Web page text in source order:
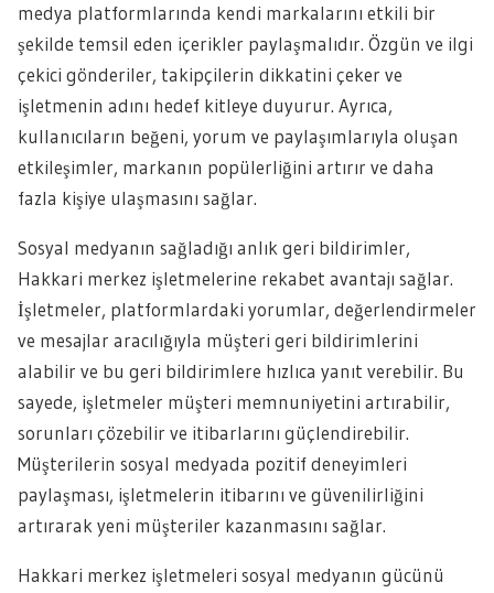
medya platformlarında kendi markalarını etkili bir
şekilde temsil eden içerikler paylaşmalıdır. Özgün ve ilgi
çekici gönderiler, takipçilerin dikkatini çeker ve
işletmenin adını hedef kitleye duyurur. Ayrıca,
kullanıcıların beğeni, yorum ve paylaşımlarıyla oluşan
etkileşimler, markanın popülerliğini artırır ve daha
fazla kişiye ulaşmasını sağlar.
Sosyal medyanın sağladığı anlık geri bildirimler,
Hakkari merkez işletmelerine rekabet avantajı sağlar.
İşletmeler, platformlardaki yorumlar, değerlendirmeler
ve mesajlar aracılığıyla müşteri geri bildirimlerini
alabilir ve bu geri bildirimlere hızlıca yanıt verebilir. Bu
sayede, işletmeler müşteri memnuniyetini artırabilir,
sorunları çözebilir ve itibarlarını güçlendirebilir.
Müşterilerin sosyal medyada pozitif deneyimleri
paylaşması, işletmelerin itibarını ve güvenilirliğini
artırarak yeni müşteriler kazanmasını sağlar.
Hakkari merkez işletmeleri sosyal medyanın gücünü